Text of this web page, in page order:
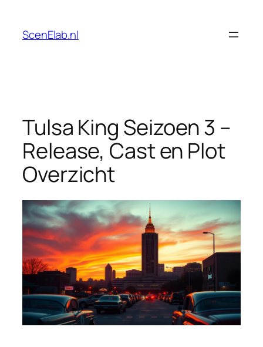
content
ScenElab.nl
Tulsa King Seizoen 3 –
Release, Cast en Plot
Overzicht